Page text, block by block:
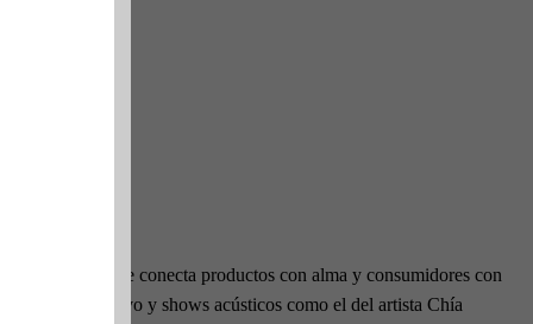
plataforma que conecta productos con alma y consumidores con
música en vivo y shows acústicos como el del artista Chía